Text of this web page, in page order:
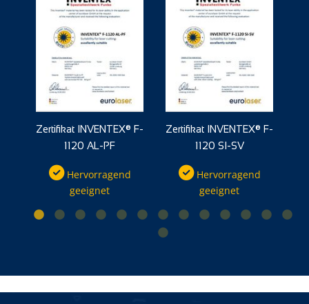
Zertifikat INVENTEX® F-
1120 AL-PF
Hervorragend
geeignet
Zertifikat INVENTEX® F-
1120 SI-SV
Hervorragend
geeignet